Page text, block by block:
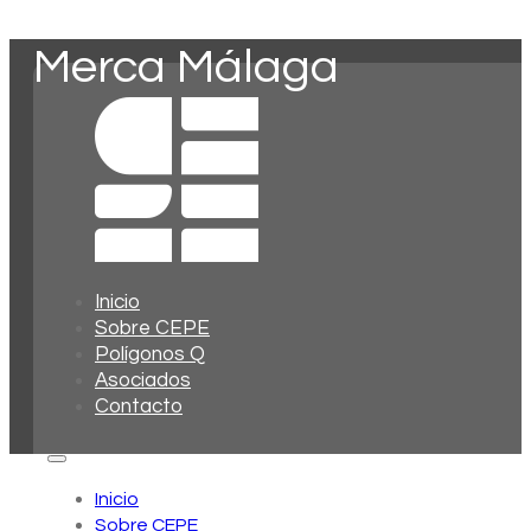
Inicio
Sobre CEPE
Polígonos Q
Asociados
Contacto
Inicio
Sobre CEPE
Merca Málaga